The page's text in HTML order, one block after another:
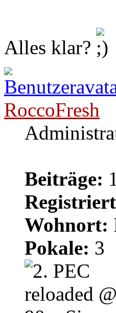
Alles klar?
RoccoFresh
Beiträge:
Wohnort:
Pokale: 3